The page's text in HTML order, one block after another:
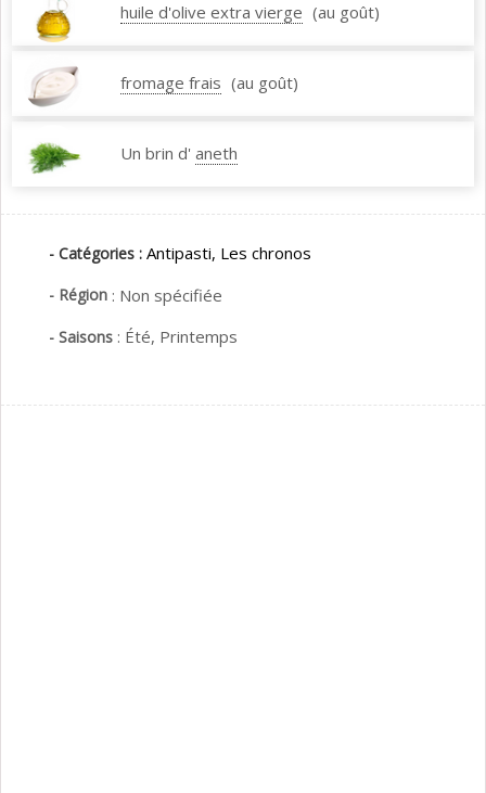
huile d'olive extra vierge (au goût)
fromage frais (au goût)
Un brin d' aneth
- Catégories : Antipasti, Les chronos
- Région : Non spécifiée
- Saisons : Été, Printemps